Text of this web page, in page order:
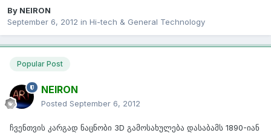
By NEIRON
September 6, 2012 in Hi-tech & General Technology
Popular Post
NEIRON
Posted September 6, 2012
ჩვენთვის კარგად ნაცნობი 3D გამოსახულება დასაბამს 1890-იან